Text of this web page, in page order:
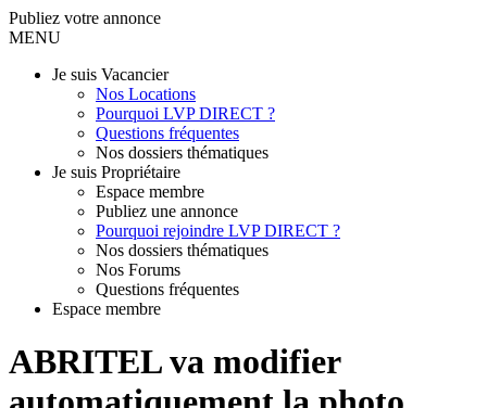
Publiez votre annonce
MENU
Je suis Vacancier
Nos Locations
Pourquoi LVP DIRECT ?
Questions fréquentes
Nos dossiers thématiques
Je suis Propriétaire
Espace membre
Publiez une annonce
Pourquoi rejoindre LVP DIRECT ?
Nos dossiers thématiques
Nos Forums
Questions fréquentes
Espace membre
ABRITEL va modifier